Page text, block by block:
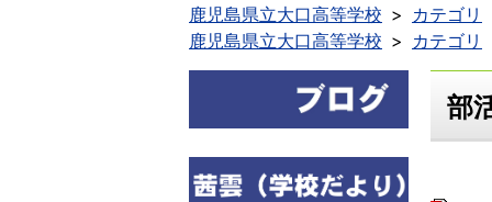
鹿児島県立大口高等学校
カテゴリ
鹿児島県立大口高等学校
カテゴリ
部